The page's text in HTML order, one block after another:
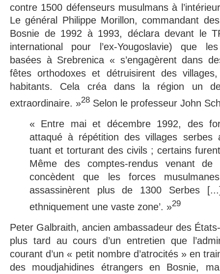
contre 1500 défenseurs musulmans à
Le général Philippe Morillon, commandant
Bosnie de 1992 à 1993, déclara devant le
international pour l’ex-Yougoslavie) que
basées à Srebrenica « s’engagèrent dans
fêtes orthodoxes et détruisirent des
habitants. Cela créa dans la région un
extraordinaire. »28 Selon le professeur John
« Entre mai et décembre 1992, des
attaqué à répétition des villages serbes
tuant et torturant des civils ; certains
Même des comptes-rendus venant de
concèdent que les forces
assassinèrent plus de 1300 Serbes
ethniquement une vaste zone’. »29
Peter Galbraith, ancien ambassadeur des
plus tard au cours d’un entretien que
courant d’un « petit nombre d’atrocités » en
des moudjahidines étrangers en Bosnie,